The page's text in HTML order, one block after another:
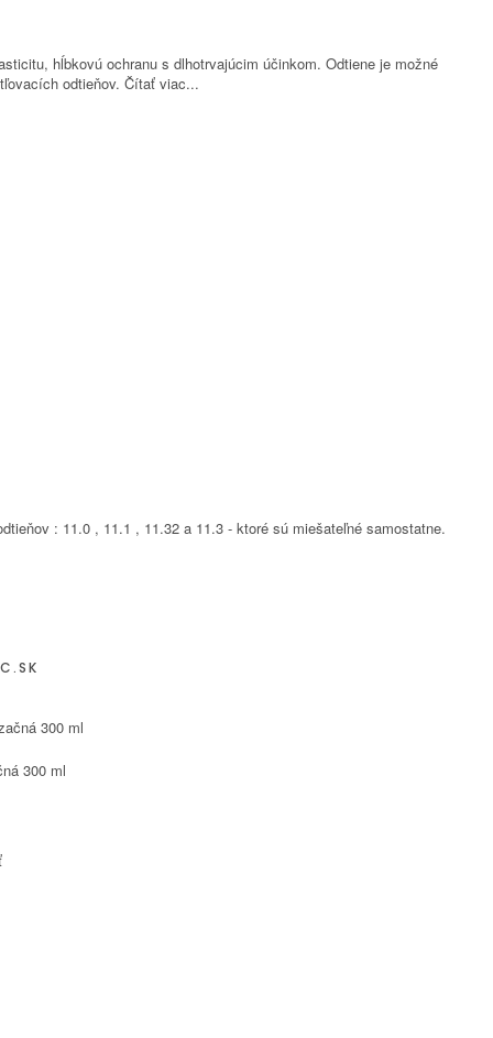
hĺbkovú ochranu s dlhotrvajúcim účinkom. Odtiene je možné
odtieňov. Čítať viac...
: 11.0 , 11.1 , 11.32 a 11.3 - ktoré sú miešateľné samostatne.
300 ml